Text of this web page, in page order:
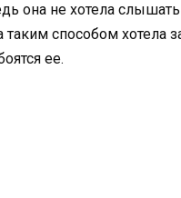
она не хотела
таким способом хотела
ее.